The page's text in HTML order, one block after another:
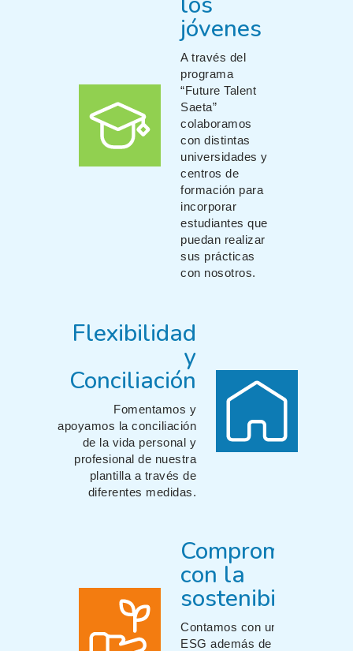
jóvenes
A través del
programa
“Future Talent
Saeta”
colaboramos
con distintas
universidades y
centros de
formación para
incorporar
estudiantes que
puedan realizar
sus prácticas
con nosotros.
Flexibilidad
y
Conciliación
Fomentamos y
apoyamos la conciliación
de la vida personal y
profesional de nuestra
plantilla a través de
diferentes medidas.
Compromiso
con la
sostenibilidad
Contamos con un plan
ESG además de contribuir